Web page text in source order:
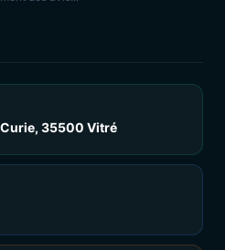
35500 Vitré